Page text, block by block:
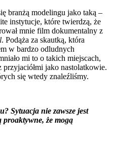
branżą modelingu jako taką –
instytucje, które twierdzą, że
mnie film dokumentalny z
. Podąża za skautką, która
w bardzo odludnych
mi to o takich miejscach,
jako nastolatkowie.
się wtedy znaleźliśmy.
Sytuacja nie zawsze jest
proaktywne, że mogą